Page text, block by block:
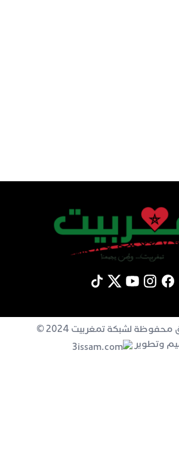
لشبكة تمغربيت 2024 ©
وتطوير